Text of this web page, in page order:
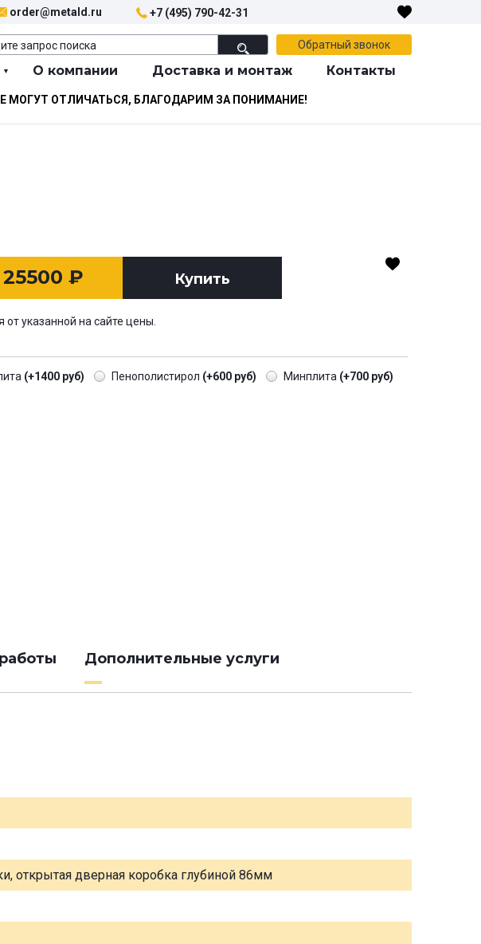
order@metald.ru +7 (495) 790-42-31
Обратный звонок
О компании Доставка и монтаж Контакты
ОТЛИЧАТЬСЯ, БЛАГОДАРИМ ЗА ПОНИМАНИЕ!
25500 ₽ Купить
указанной на сайте цены.
(+1400 руб) Пенополистирол (+600 руб) Минплита (+700 руб)
Дополнительные услуги
открытая дверная коробка глубиной 86мм